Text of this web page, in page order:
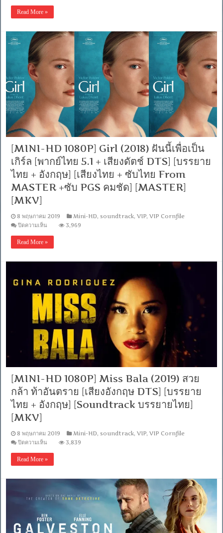
1080P]
2:
Haunted
Halloween
คืน
อัศจรรย์
2:
หุ่น
แค้น
[พากย์
ไทย
แท้
+
เสียง
อังกฤษ
ไทย
อังกฤษ]
[MASTER]
[MKV]
Read More »
[MINI-HD 1080P] Girl (2018) ฝันนี้เพื่อเป็น
เกิร์ล [พากย์ไทย 5.1 + เสียงดัตช์ DTS] [บรรยาย
ไทย + อังกฤษ] [เสียงไทย + ซับไทย From
MASTER +ซับ PGS คมชัด] [MASTER]
[MKV]
8 พฤษภาคม 2019 Mini-HD, soundtrack,VIP,VIP Cornfile
ปิดความเห็นบน
1080P]
(2018)
เพื่อ
เป็น
เกิร์ล
[พากย์
ไทย
5.1
เสียง
ดัตช์
ไทย
+
อังกฤษ]
[เสียง
From
MASTER
+ซับ
[MASTER]
[MKV]
3,969
Read More »
[MINI-HD 1080P] Miss Bala (2019) สวย
กล้า ท้าอันตราย [เสียงอังกฤษ DTS] [บรรยาย
ไทย + อังกฤษ] [Soundtrack บรรยายไทย]
[MKV]
8 พฤษภาคม 2019 Mini-HD, soundtrack,VIP,VIP Cornfile
ปิดความเห็น
1080P]
Bala
กล้า
อันตราย
[เสียง
3,839
Read More »